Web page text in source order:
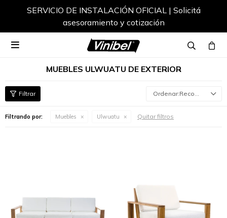
SERVICIO DE INSTALACIÓN OFICIAL | Solicitá
asesoramiento y cotización

MUEBLES ULWUATU DE EXTERIOR
Recomendados
Filtrando por: Muebles Ulwuatu Quitar filtros